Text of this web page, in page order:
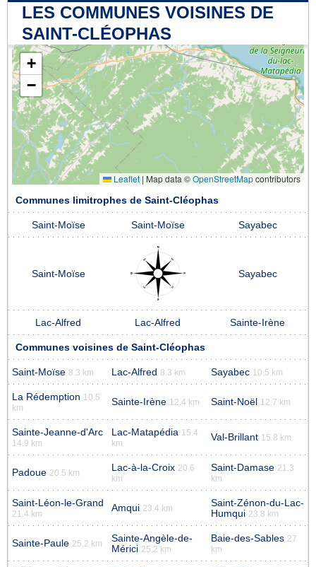
LES COMMUNES VOISINES DE
SAINT-CLÉOPHAS
+
−
Leaflet | Map data ©OpenStreetMapcontributors
Communes limitrophes de Saint-Cléophas
Saint-Moïse Saint-Moïse Sayabec
Saint-Moïse Sayabec
Lac-Alfred Lac-Alfred Sainte-Irène
Communes voisines de Saint-Cléophas
Saint-Moïse 8.3 km Lac-Alfred 8.3 km Sayabec 10.5 km
La Rédemption 10.5
km
Sainte-Irène 12.4 km Saint-Noël 12.7 km
Sainte-Jeanne-d'Arc
14.9 km
Lac-Matapédia 15.4
km
Val-Brillant 15.8 km
Padoue 20.5 km Lac-à-la-Croix 20.6
km
Saint-Damase 21.3
km
Saint-Léon-le-Grand
21.4 km
Amqui 23.4 km
Saint-Zénon-du-Lac-
Humqui 23.8 km
Sainte-Paule 25.2 km
Sainte-Angèle-de-
Mérici 25.2 km
Baie-des-Sables 27
km